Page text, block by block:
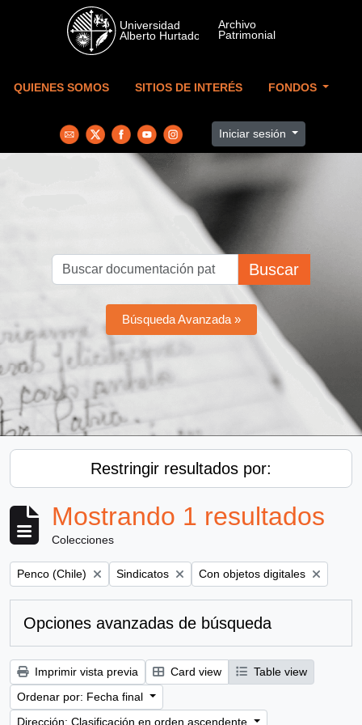
Skip to main content
QUIENES SOMOS SITIOS DE INTERÉS FONDOS
Iniciar sesión
Buscar
Búsqueda Avanzada »
Restringir resultados por:
Mostrando 1 resultados
Colecciones
Remove filter:
Penco (Chile) Remove filter:
Sindicatos Remove filter:
Con objetos digitales
Opciones avanzadas de búsqueda
Imprimir vista previa Card view
Table view
Ordenar por: Fecha final
Dirección: Clasificación en orden ascendente